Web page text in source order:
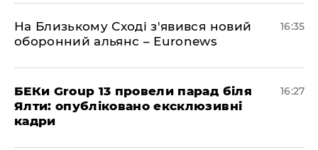
На Близькому Сході з'явився новий
оборонний альянс – Euronews
16:35
БЕКи Group 13 провели парад біля
Ялти: опубліковано ексклюзивні
кадри
16:27